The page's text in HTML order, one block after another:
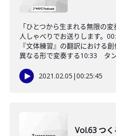
「ひとつから生まれる無限の
人しゃべりでお送りします。
『文体練習』の翻訳における
異なる形で変奏する10:33 タ
2021.02.05 |00:25:45
Vol.63 つ